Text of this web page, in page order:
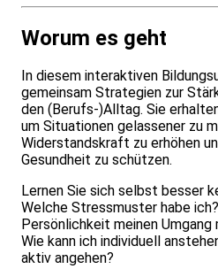
Worum es geht
In diesem interaktiven
gemeinsam Strategien zur
den (Berufs-)Alltag. Sie
um Situationen gelassener zu
Widerstandskraft zu erhöhen
Gesundheit zu schützen.
Lernen Sie sich selbst besser
Welche Stressmuster habe
Persönlichkeit meinen
Wie kann ich individuell
aktiv angehen?